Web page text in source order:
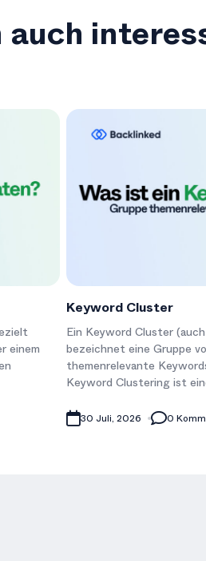
einem
Keyword Cluster
Ein Keyword Cluster
bezeichnet eine Gruppe
themenrelevante
Keyword Clustering ist
30 Juli, 2026 0